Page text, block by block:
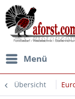
Menü
Übersicht